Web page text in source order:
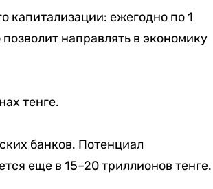
капитализации: ежегодно по 1
направлять в экономику
тенге.
банков. Потенциал
еще в 15–20 триллионов тенге.